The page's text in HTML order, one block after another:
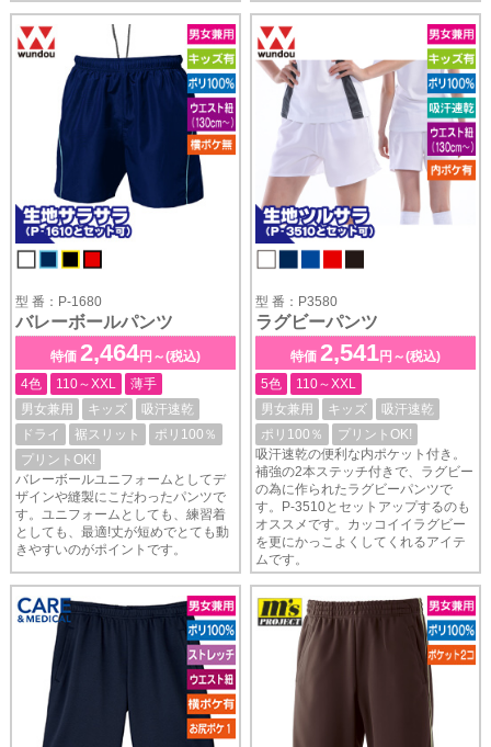
型 番：P-1680
バレーボールパンツ
特価 2,464円～(税込)
4色
110～XXL
薄手
男女兼用
キッズ
吸汗速乾
ドライ
裾スリット
ポリ100％
プリントOK!
バレーボールユニフォームとしてデ
ザインや縫製にこだわったパンツで
す。ユニフォームとしても、練習着
としても、最適!丈が短めでとても動
きやすいのがポイントです。
型 番：P3580
ラグビーパンツ
特価 2,541円～(税込)
5色
110～XXL
男女兼用
キッズ
吸汗速乾
ポリ100％
プリントOK!
吸汗速乾の便利な内ポケット付き。
補強の2本ステッチ付きで、ラグビー
の為に作られたラグビーパンツで
す。P-3510とセットアップするのも
オススメです。カッコイイラグビー
を更にかっこよくしてくれるアイテ
ムです。